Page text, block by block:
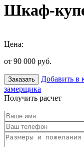
Шкаф-
Цена:
от 90 000 руб.
Заказать Добавить в
замерщика
Получить расчет